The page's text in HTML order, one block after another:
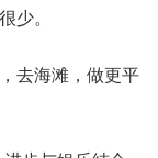
少。
去海滩，做更平